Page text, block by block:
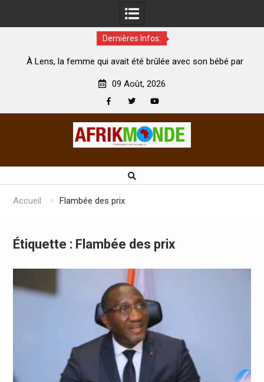
Dernières Infos:
qui avait été brûlée avec son bébé par
Coopération: Le
09 Août, 2026
Accueil Flambée des prix
Étiquette : Flambée des prix